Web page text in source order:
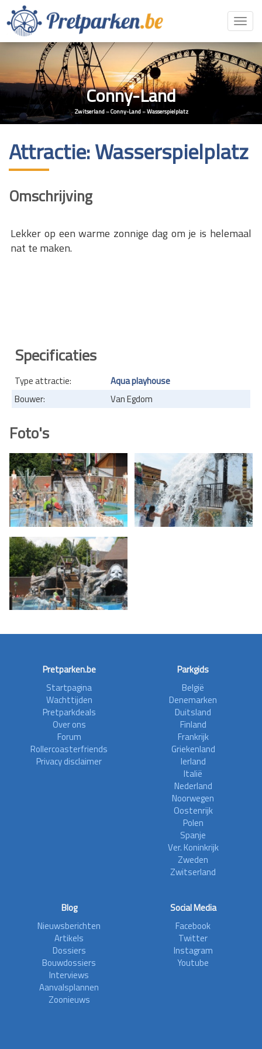
Conny-Land
Zwitserland »Conny-Land »Wasserspielplatz
Attractie: Wasserspielplatz
Omschrijving
Lekker op een warme zonnige dag om je is helemaal
nat te maken.
Specificaties
Type attractie:
Aqua playhouse
Bouwer:
Van Egdom
Foto's
Pretparken.be
Startpagina
Wachttijden
Pretparkdeals
Over ons
Forum
Rollercoasterfriends
Privacy disclaimer
Parkgids
België
Denemarken
Duitsland
Finland
Frankrijk
Griekenland
Ierland
Italië
Nederland
Noorwegen
Oostenrijk
Polen
Spanje
Ver. Koninkrijk
Zweden
Zwitserland
Blog
Nieuwsberichten
Artikels
Dossiers
Bouwdossiers
Interviews
Aanvalsplannen
Zoonieuws
Social Media
Facebook
Twitter
Instagram
Youtube